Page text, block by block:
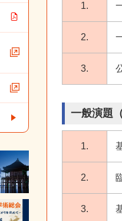
1.
2.
3.
一般演題
1.
2.
3.